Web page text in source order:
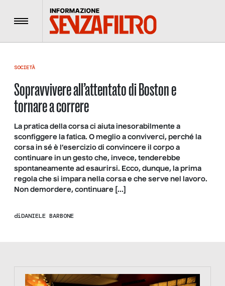
Menu
SOCIETÀ
Sopravvivere all’attentato di Boston e
tornare a correre
La pratica della corsa ci aiuta inesorabilmente a
sconfiggere la fatica. O meglio a conviverci, perché la
corsa in sé è l’esercizio di convincere il corpo a
continuare in un gesto che, invece, tenderebbe
spontaneamente ad esaurirsi. Ecco, dunque, la prima
regola che si impara nella corsa e che serve nel lavoro.
Non demordere, continuare […]
diDANIELE BARBONE
https://tinyurl.com/363fvfm9